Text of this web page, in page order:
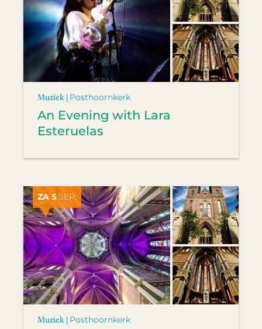
Muziek | Posthoornkerk
An Evening with Lara
Esteruelas
ZA 5 SEP.
Muziek | Posthoornkerk